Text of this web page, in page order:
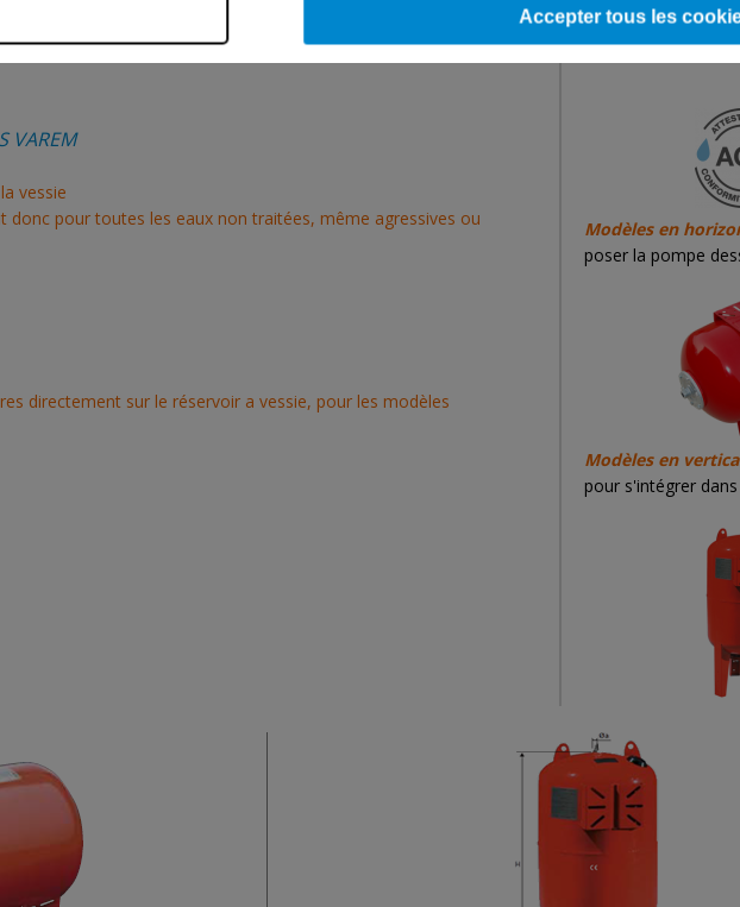
Modèles en
poser la pompe
Modèles en
pour s'intégrer
VAREM
vessie
donc pour toutes les eaux non traitées, même agressives ou
directement sur le réservoir a vessie, pour les modèles
Accepter tous les